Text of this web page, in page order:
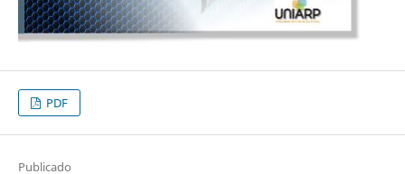
PDF
Publicado